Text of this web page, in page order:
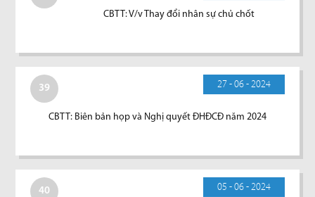
CBTT: V/v Thay đổi nhân sự chủ chốt
39 27 - 06 - 2024
CBTT: Biên bản họp và Nghị quyết ĐHĐCĐ năm 2024
40 05 - 06 - 2024